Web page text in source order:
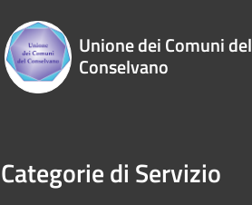
Unione dei Comuni del
Conselvano
Categorie di Servizio